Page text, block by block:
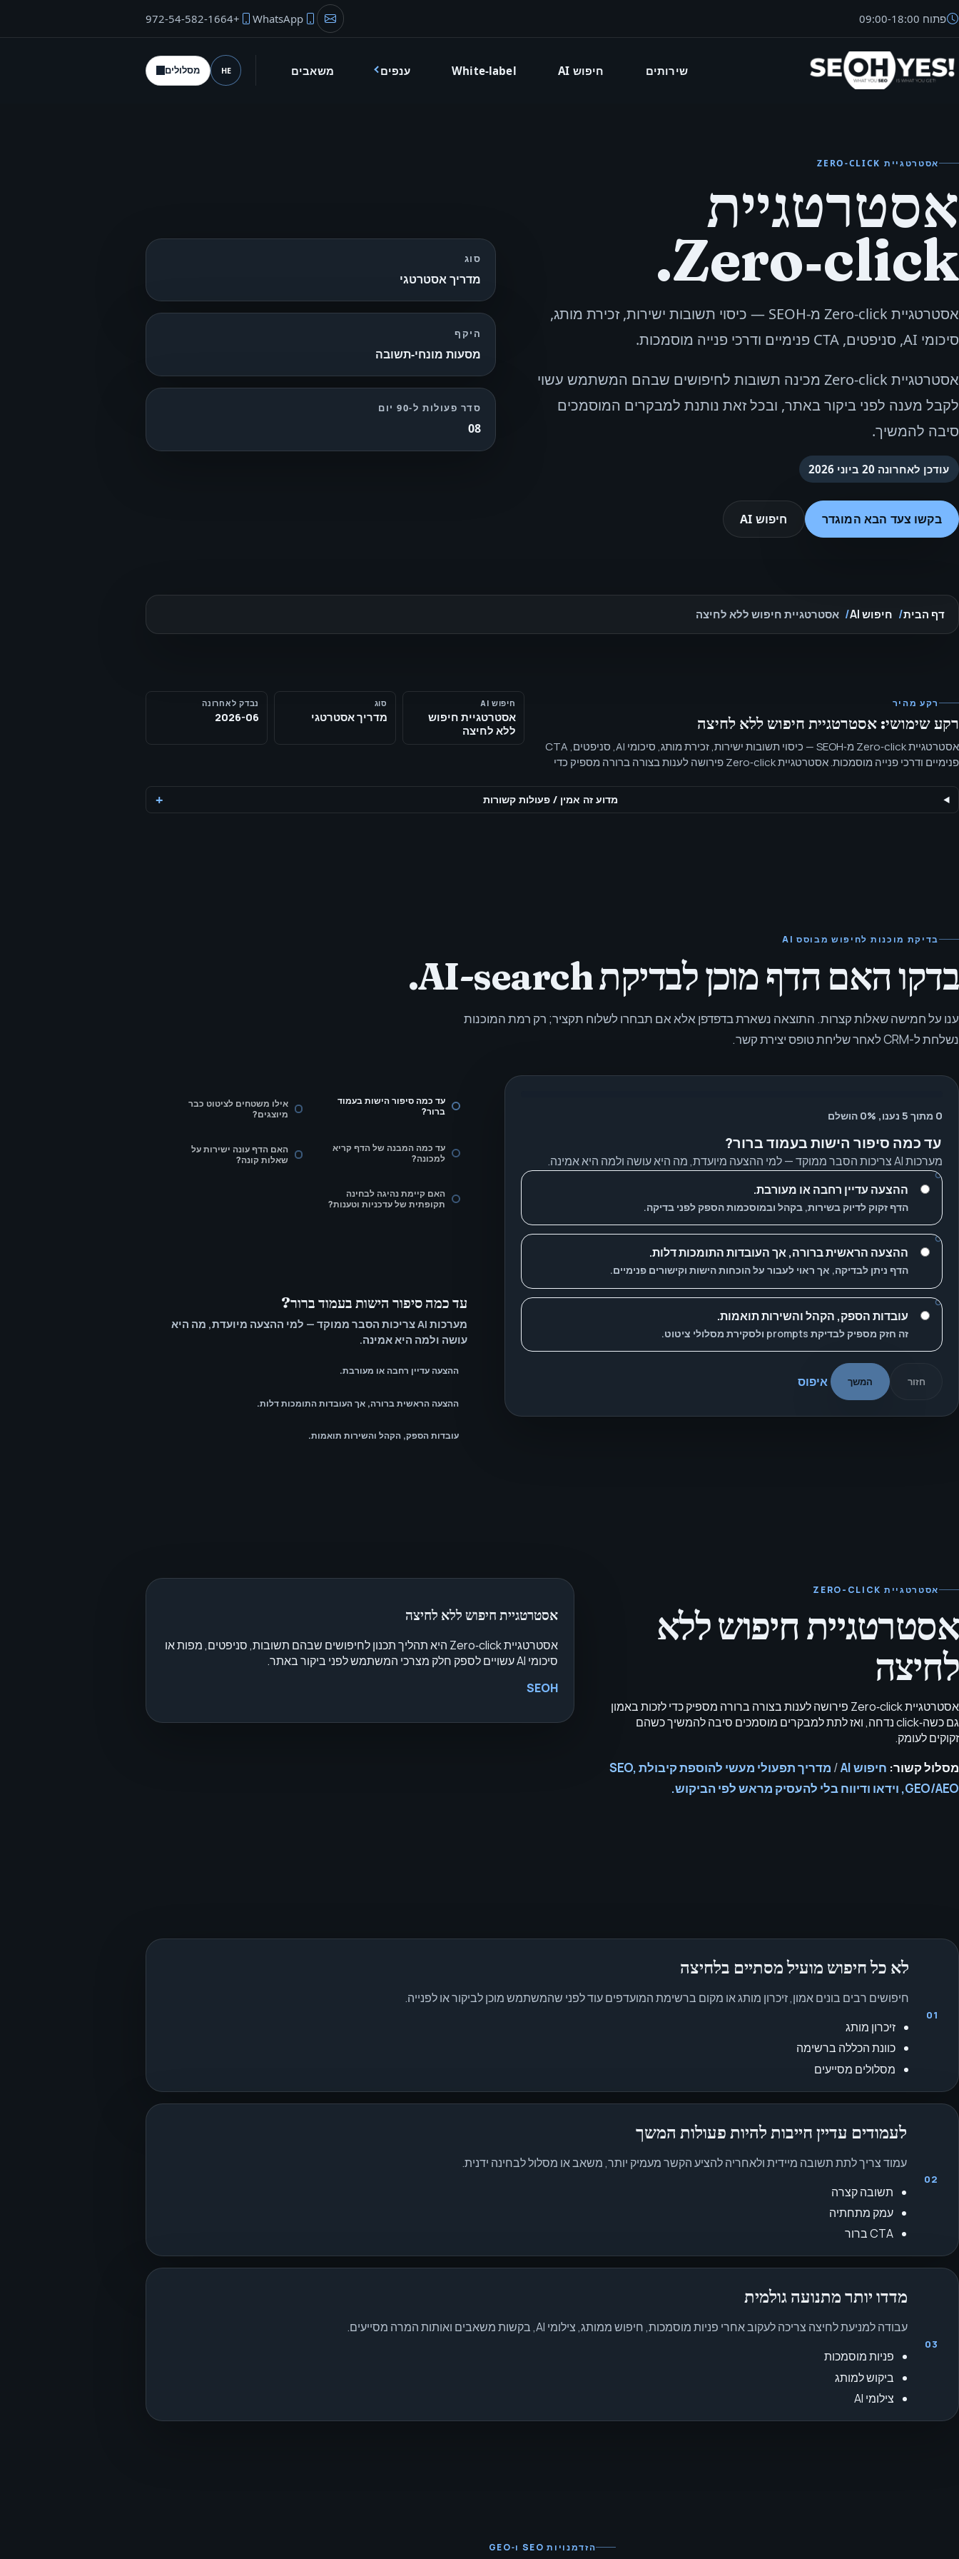
פתוח 09:00-18:00 דוא"ל המייסד
WhatsApp
+972-54-582-1664
SEOH שירותים חיפוש AI White-label ענפים משאבים שפה (desktop)
HE מסלולים
אסטרטגיית ZERO-CLICK
אסטרטגיית
Zero‑click.
אסטרטגיית Zero‑click מ‑SEOH — כיסוי תשובות ישירות, זכירת מותג,
סיכומי AI, סניפטים, CTA פנימיים ודרכי פנייה מוסמכות.
אסטרטגיית Zero‑click מכינה תשובות לחיפושים שבהם המשתמש עשוי
לקבל מענה לפני ביקור באתר, ובכל זאת נותנת למבקרים המוסמכים
סיבה להמשיך.
עודכן לאחרונה 20 ביוני 2026
בקשו צעד הבא המוגדר חיפוש AI
סוג
מדריך אסטרטגי
היקף
מסעות מונחי-תשובה
סדר פעולות ל-90 יום
08
דף הבית חיפוש AI אסטרטגיית חיפוש ללא לחיצה
רקע מהיר
רקע שימושי: אסטרטגיית חיפוש ללא לחיצה
אסטרטגיית Zero‑click מ‑SEOH — כיסוי תשובות ישירות, זכירת מותג, סיכומי AI, סניפטים, CTA
פנימיים ודרכי פנייה מוסמכות. אסטרטגיית Zero‑click פירושה לענות בצורה ברורה מספיק כדי
לעומק.
חיפוש AI
אסטרטגיית חיפוש
ללא לחיצה
סוג
מדריך אסטרטגי
נבדק לאחרונה
2026-06
מדוע זה אמין / פעולות קשורות
בדיקת מוכנות לחיפוש מבוסס AI
בדקו האם הדף מוכן לבדיקת AI-search.
ענו על חמישה שאלות קצרות. התוצאה נשארת בדפדפן אלא אם תבחרו לשלוח תקציר; רק רמת המוכנות
נשלחת ל-CRM לאחר שליחת טופס יצירת קשר.
0 מתוך 5 נענו, 0% הושלם
עד כמה סיפור הישות בעמוד ברור?
מערכות AI צריכות הסבר ממוקד — למי ההצעה מיועדת, מה היא עושה ולמה היא אמינה.
ההצעה עדיין רחבה או מעורבת.
הדף זקוק לדיוק בשירות, בקהל ובמוסכמות הספק לפני בדיקה.
ההצעה הראשית ברורה, אך העובדות התומכות דלות.
הדף ניתן לבדיקה, אך ראוי לעבור על הוכחות הישות וקישורים פנימיים.
עובדות הספק, הקהל והשירות תואמות.
זה חזק מספיק לבדיקת prompts ולסקירת מסלולי ציטוט.
חזור המשך איפוס
עד כמה סיפור הישות בעמוד
ברור?
אילו משטחים לציטוט כבר
מיוצגים?
עד כמה המבנה של הדף קריא
למכונה?
האם הדף עונה ישירות על
שאלות קונה?
האם קיימת נהיגה לבחינה
תקופתית של עדכניות וטענות?
עד כמה סיפור הישות בעמוד ברור?
מערכות AI צריכות הסבר ממוקד — למי ההצעה מיועדת, מה היא
עושה ולמה היא אמינה.
ההצעה עדיין רחבה או מעורבת.
ההצעה הראשית ברורה, אך העובדות התומכות דלות.
עובדות הספק, הקהל והשירות תואמות.
אסטרטגיית ZERO-CLICK
אסטרטגיית חיפוש ללא
לחיצה
אסטרטגיית Zero‑click פירושה לענות בצורה ברורה מספיק כדי לזכות באמון
גם כשה‑click נדחה, ואז לתת למבקרים מוסמכים סיבה להמשיך כשהם
זקוקים לעומק.
מסלול קשור: חיפוש AI /
מדריך תפעולי מעשי להוספת קיבולת SEO,
GEO/AEO, וידאו ודיווח בלי להעסיק מראש לפי הביקוש.
אסטרטגיית חיפוש ללא לחיצה
אסטרטגיית Zero‑click היא תהליך תכנון לחיפושים שבהם תשובות, סניפטים, מפות או
סיכומי AI עשויים לספק חלק מצרכי המשתמש לפני ביקור באתר.
SEOH
01
לא כל חיפוש מועיל מסתיים בלחיצה
חיפושים רבים בונים אמון, זיכרון מותג או מקום ברשימת המועדפים עוד לפני שהמשתמש מוכן לביקור או לפנייה.
זיכרון מותג
כוונת הכללה ברשימה
מסלולים מסייעים
02
לעמודים עדיין חייבות להיות פעולות המשך
עמוד צריך לתת תשובה מיידית ולאחריה להציע הקשר מעמיק יותר, משאב או מסלול לבחינה ידנית.
תשובה קצרה
עמק מתחתיה
CTA ברור
03
מדדו יותר מתנועה גולמית
עבודה למניעת לחיצה צריכה לעקוב אחרי פניות מוסמכות, חיפוש ממותג, צילומי AI, בקשות משאבים ואותות המרה מסייעים.
פניות מוסמכות
ביקוש למותג
צילומי AI
הזדמנויות SEO ו‑GEO